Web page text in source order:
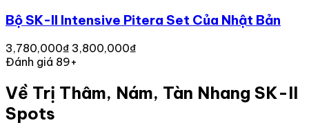
Bộ SK-II Intensive Pitera Set Của Nhật Bản
3,780,000₫ 3,800,000₫
Đánh giá 89+
Về Trị Thâm, Nám, Tàn Nhang SK-II
Spots